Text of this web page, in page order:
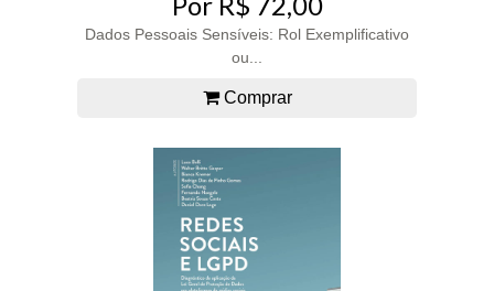
Dados Pessoais Sensíveis: Rol Exemplificativo
ou...
Comprar